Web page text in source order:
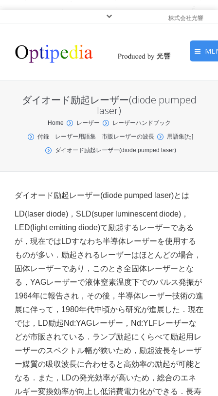
株式会社光響
ピックアップ
光応用・アプリケーショ
ダイオード励起レーザー(diode pumped
laser)
You are here:
Home レーザー
レーザーハンドブック
付録 レーザー用語集 市販レーザーの波長
用語集[た]
ダイオード励起レーザー(diode pumped laser)
ダイオード励起レーザー(diode pumped laser)とは
LD(laser diode)，SLD(super luminescent diode)，
LED(light emitting diode)て励起するレーザーである
が，現在ではLDすなわち半導体レーザーを使用する
ものが多い．励起されるレーザーはほとんどの場合，
固体レーザーであり，このとき全固体レーザーとな
る，YAGレーザーで液体窒素温度下でのパルス発振が
1964年に報告され，その後，半導体レーザー技術の進
展に伴って，1980年代中頃から研究が進展した．現在
では，LD励起Nd:YAGレーザー，Nd:YLFレーザーな
どが市販されている．ランプ励起にくらべて励起用レ
ーザーのスペクトル幅が狭いため，励起波長をレーザ
ー媒質の吸収波長に合わせると高効率の励起が可能と
なる．また，LDの発光効率が高いため，総合のエネ
ルギー変換効率が向上し低消費電力化ができる．長寿